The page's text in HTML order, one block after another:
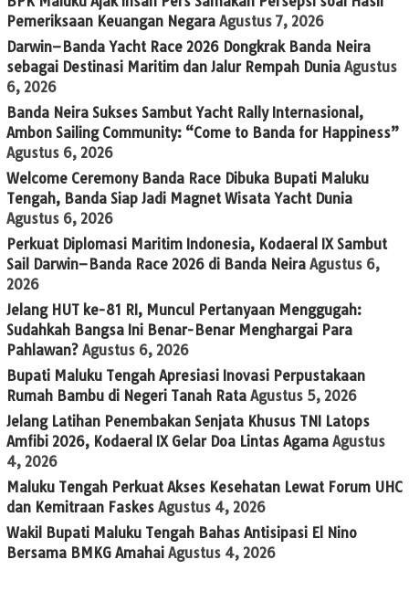
Pemeriksaan Keuangan Negara Agustus 7, 2026
Darwin–Banda Yacht Race 2026 Dongkrak Banda Neira
sebagai Destinasi Maritim dan Jalur Rempah Dunia Agustus
6, 2026
Banda Neira Sukses Sambut Yacht Rally Internasional,
Ambon Sailing Community: “Come to Banda for Happiness”
Agustus 6, 2026
Welcome Ceremony Banda Race Dibuka Bupati Maluku
Tengah, Banda Siap Jadi Magnet Wisata Yacht Dunia
Agustus 6, 2026
Perkuat Diplomasi Maritim Indonesia, Kodaeral IX Sambut
Sail Darwin–Banda Race 2026 di Banda Neira Agustus 6,
2026
Jelang HUT ke-81 RI, Muncul Pertanyaan Menggugah:
Sudahkah Bangsa Ini Benar-Benar Menghargai Para
Pahlawan? Agustus 6, 2026
Bupati Maluku Tengah Apresiasi Inovasi Perpustakaan
Rumah Bambu di Negeri Tanah Rata Agustus 5, 2026
Jelang Latihan Penembakan Senjata Khusus TNI Latops
Amfibi 2026, Kodaeral IX Gelar Doa Lintas Agama Agustus
4, 2026
Maluku Tengah Perkuat Akses Kesehatan Lewat Forum UHC
dan Kemitraan Faskes Agustus 4, 2026
Wakil Bupati Maluku Tengah Bahas Antisipasi El Nino
Bersama BMKG Amahai Agustus 4, 2026